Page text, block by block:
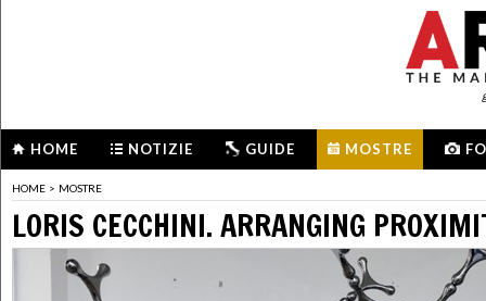
HOME NOTIZIE GUIDE MOSTRE
HOME > MOSTRE
LORIS CECCHINI. ARRANGING